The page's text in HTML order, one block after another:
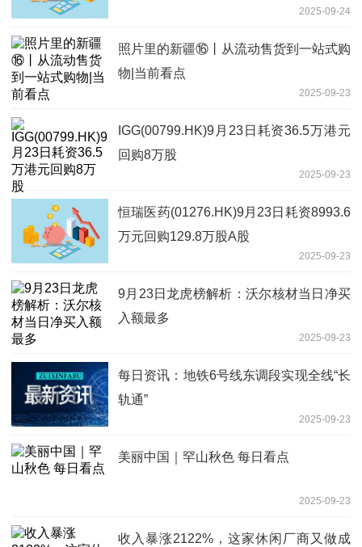
2025-09-24
照片里的新疆⑯丨从流动售货到一站式购
物|当前看点
2025-09-23
IGG(00799.HK)9月23日耗资36.5万港元
回购8万股
2025-09-23
恒瑞医药(01276.HK)9月23日耗资8993.6
万元回购129.8万股A股
2025-09-23
9月23日龙虎榜解析：沃尔核材当日净买
入额最多
2025-09-23
每日资讯：地铁6号线东调段实现全线“长
轨通”
2025-09-23
美丽中国｜罕山秋色 每日看点
2025-09-23
收入暴涨2122%，这家休闲厂商又做成